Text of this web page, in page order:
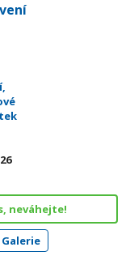
neváhejte!
Galerie